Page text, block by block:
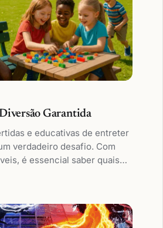
Garantida
e educativas de entreter
verdadeiro desafio. Com
é essencial saber quais…